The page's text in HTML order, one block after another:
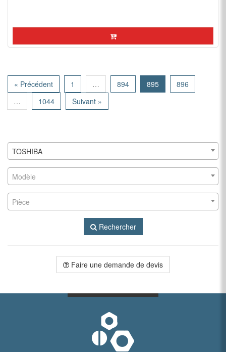
« Précédent 1 … 894 895
896
…
1044 Suivant »
TOSHIBA
Modèle
Pièce
Rechercher
Faire une demande de devis